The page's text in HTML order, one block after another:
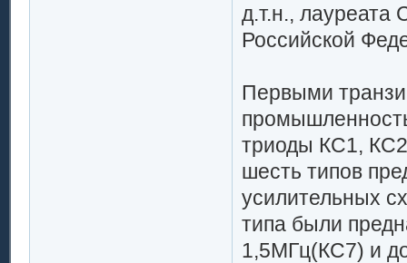
д.т.н., лауреата
Российской
Первыми
триоды КС1,
шесть типов
усилительных
типа были
1,5МГц(КС7) и